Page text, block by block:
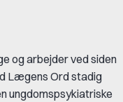
og arbejder ved siden
Lægens Ord stadig
ungdomspsykiatriske